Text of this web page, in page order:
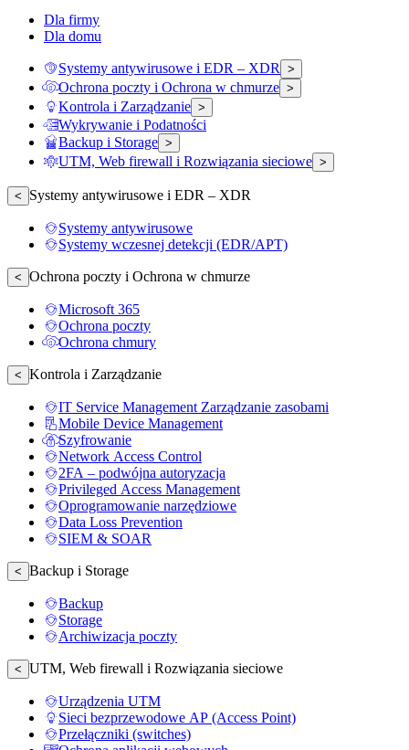
Dla firmy
Dla domu
Systemy antywirusowe i EDR – XDR >
Ochrona poczty i Ochrona w chmurze >
Kontrola i Zarządzanie >
Wykrywanie i Podatności
Backup i Storage >
UTM, Web firewall i Rozwiązania sieciowe >
< Systemy antywirusowe i EDR – XDR
Systemy antywirusowe
Systemy wczesnej detekcji (EDR/APT)
< Ochrona poczty i Ochrona w chmurze
Microsoft 365
Ochrona poczty
Ochrona chmury
< Kontrola i Zarządzanie
IT Service Management Zarządzanie zasobami
Mobile Device Management
Szyfrowanie
Network Access Control
2FA – podwójna autoryzacja
Privileged Access Management
Oprogramowanie narzędziowe
Data Loss Prevention
SIEM & SOAR
< Backup i Storage
Backup
Storage
Archiwizacja poczty
< UTM, Web firewall i Rozwiązania sieciowe
Urządzenia UTM
Sieci bezprzewodowe AP (Access Point)
Przełączniki (switches)